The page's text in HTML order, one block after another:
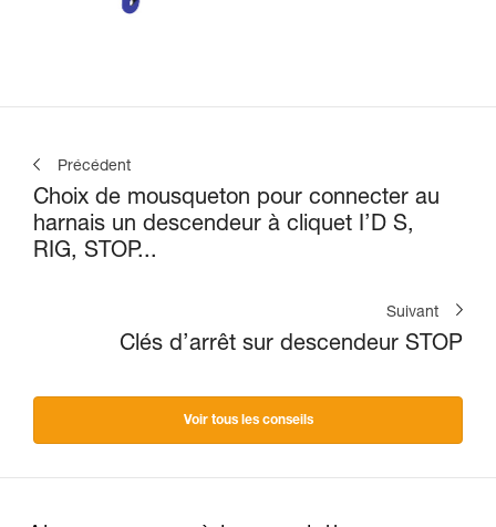
Précédent
Choix de mousqueton pour connecter au
harnais un descendeur à cliquet I’D S,
RIG, STOP...
Suivant
Clés d’arrêt sur descendeur STOP
Voir tous les conseils